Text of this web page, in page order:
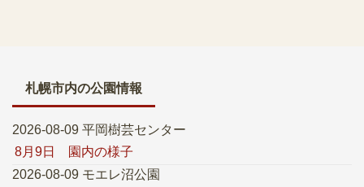
札幌市内の公園情報
2026-08-09 平岡樹芸センター
8月9日 園内の様子
2026-08-09 モエレ沼公園